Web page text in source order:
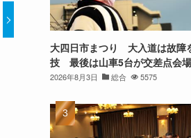
大四日市まつり 大入道は故障
技 最後は山車5台が交差点会
2026年8月3日 総合 5575